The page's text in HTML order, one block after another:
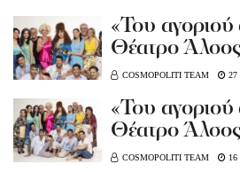
«Του αγοριού
Θέατρο
COSMOPOLITI TEAM 27
«Του αγοριού
Θέατρο
COSMOPOLITI TEAM